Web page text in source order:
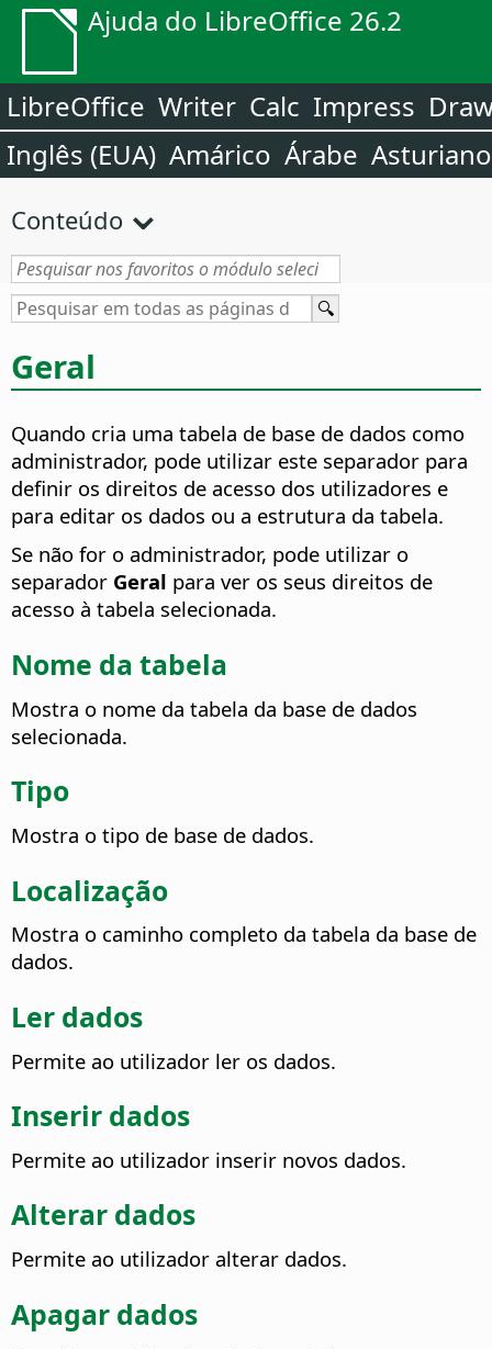
Ajuda do LibreOffice 26.2
LibreOffice Writer Calc Impress
Inglês (EUA) Amárico Árabe Asturiano
Conteúdo
Geral
Quando cria uma tabela de base de dados como
administrador, pode utilizar este separador para
definir os direitos de acesso dos utilizadores e
para editar os dados ou a estrutura da tabela.
Se não for o administrador, pode utilizar o
separador Geral para ver os seus direitos de
acesso à tabela selecionada.
Nome da tabela
Mostra o nome da tabela da base de dados
selecionada.
Tipo
Mostra o tipo de base de dados.
Localização
Mostra o caminho completo da tabela da base de
dados.
Ler dados
Permite ao utilizador ler os dados.
Inserir dados
Permite ao utilizador inserir novos dados.
Alterar dados
Permite ao utilizador alterar dados.
Apagar dados